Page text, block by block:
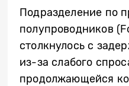
Подразделение по
полупроводников
столкнулось с
из-за слабого
продолжающейся